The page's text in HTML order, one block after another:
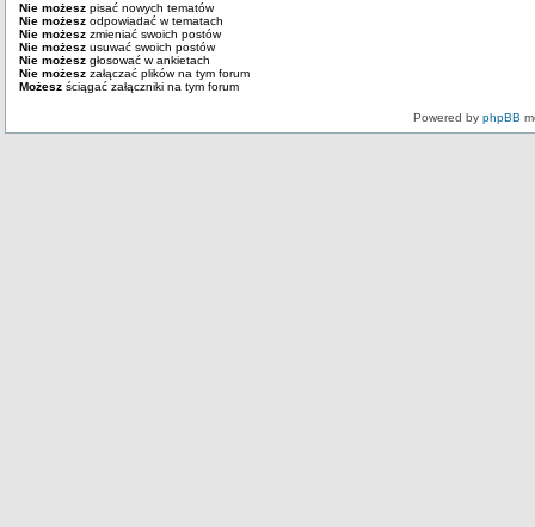
Nie możesz pisać nowych tematów
Nie możesz odpowiadać w tematach
Nie możesz zmieniać swoich postów
Nie możesz usuwać swoich postów
Nie możesz głosować w ankietach
Nie możesz załączać plików na tym forum
Możesz ściągać załączniki na tym forum
Powered by phpBB